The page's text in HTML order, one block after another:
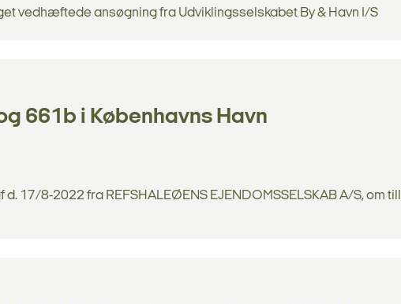
vedhæftede ansøgning fra Udviklingsselskabet By & Havn I/S
661b i Københavns Havn
17/8-2022 fra REFSHALEØENS EJENDOMSSELSKAB A/S, om